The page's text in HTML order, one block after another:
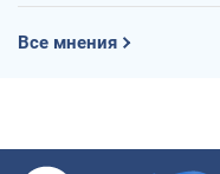
Все мнения